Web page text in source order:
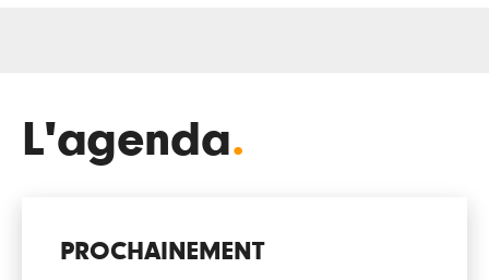
L'agenda.
PROCHAINEMENT